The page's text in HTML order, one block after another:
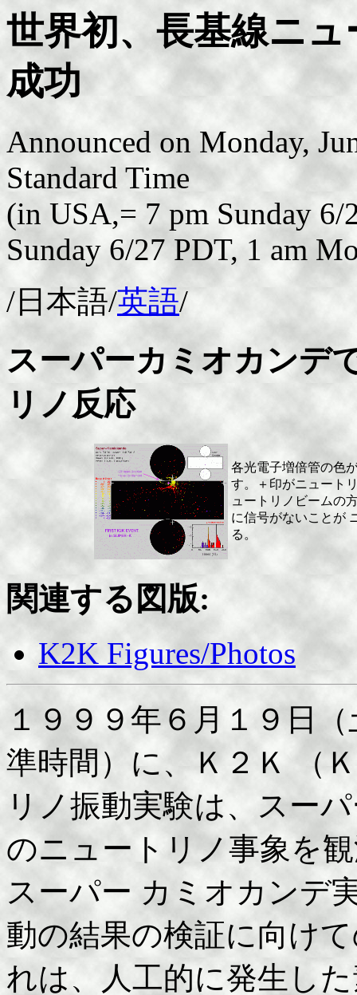
世界初、長基線ニ
成功
Announced on Monday,
Standard Time
(in USA,= 7 pm Sunday 6/
Sunday 6/27 PDT, 1 am
/日本語/英語/
スーパーカミオカンデ
リノ反応
各光電子増倍管の色
す。＋印がニュート
ュートリノビームの
に信号がないことが
る。
関連する図版:
K2K Figures/Photos
１９９９年６月１９日
準時間）に、Ｋ２Ｋ （
リノ振動実験は、スー
のニュートリノ事象を
スーパー カミオカンデ
動の結果の検証に向け
れは、人工的に発生し